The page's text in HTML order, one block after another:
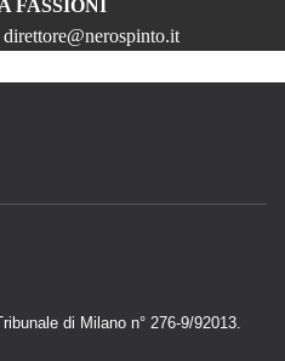
FASSIONI
direttore@nerospinto.it
di Milano n° 276-9/92013.